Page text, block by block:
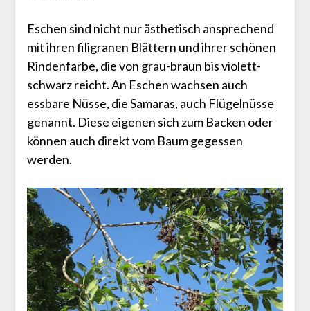
Eschen sind nicht nur ästhetisch ansprechend
mit ihren filigranen Blättern und ihrer schönen
Rindenfarbe, die von grau-braun bis violett-
schwarz reicht. An Eschen wachsen auch
essbare Nüsse, die Samaras, auch Flügelnüsse
genannt. Diese eigenen sich zum Backen oder
können auch direkt vom Baum gegessen
werden.